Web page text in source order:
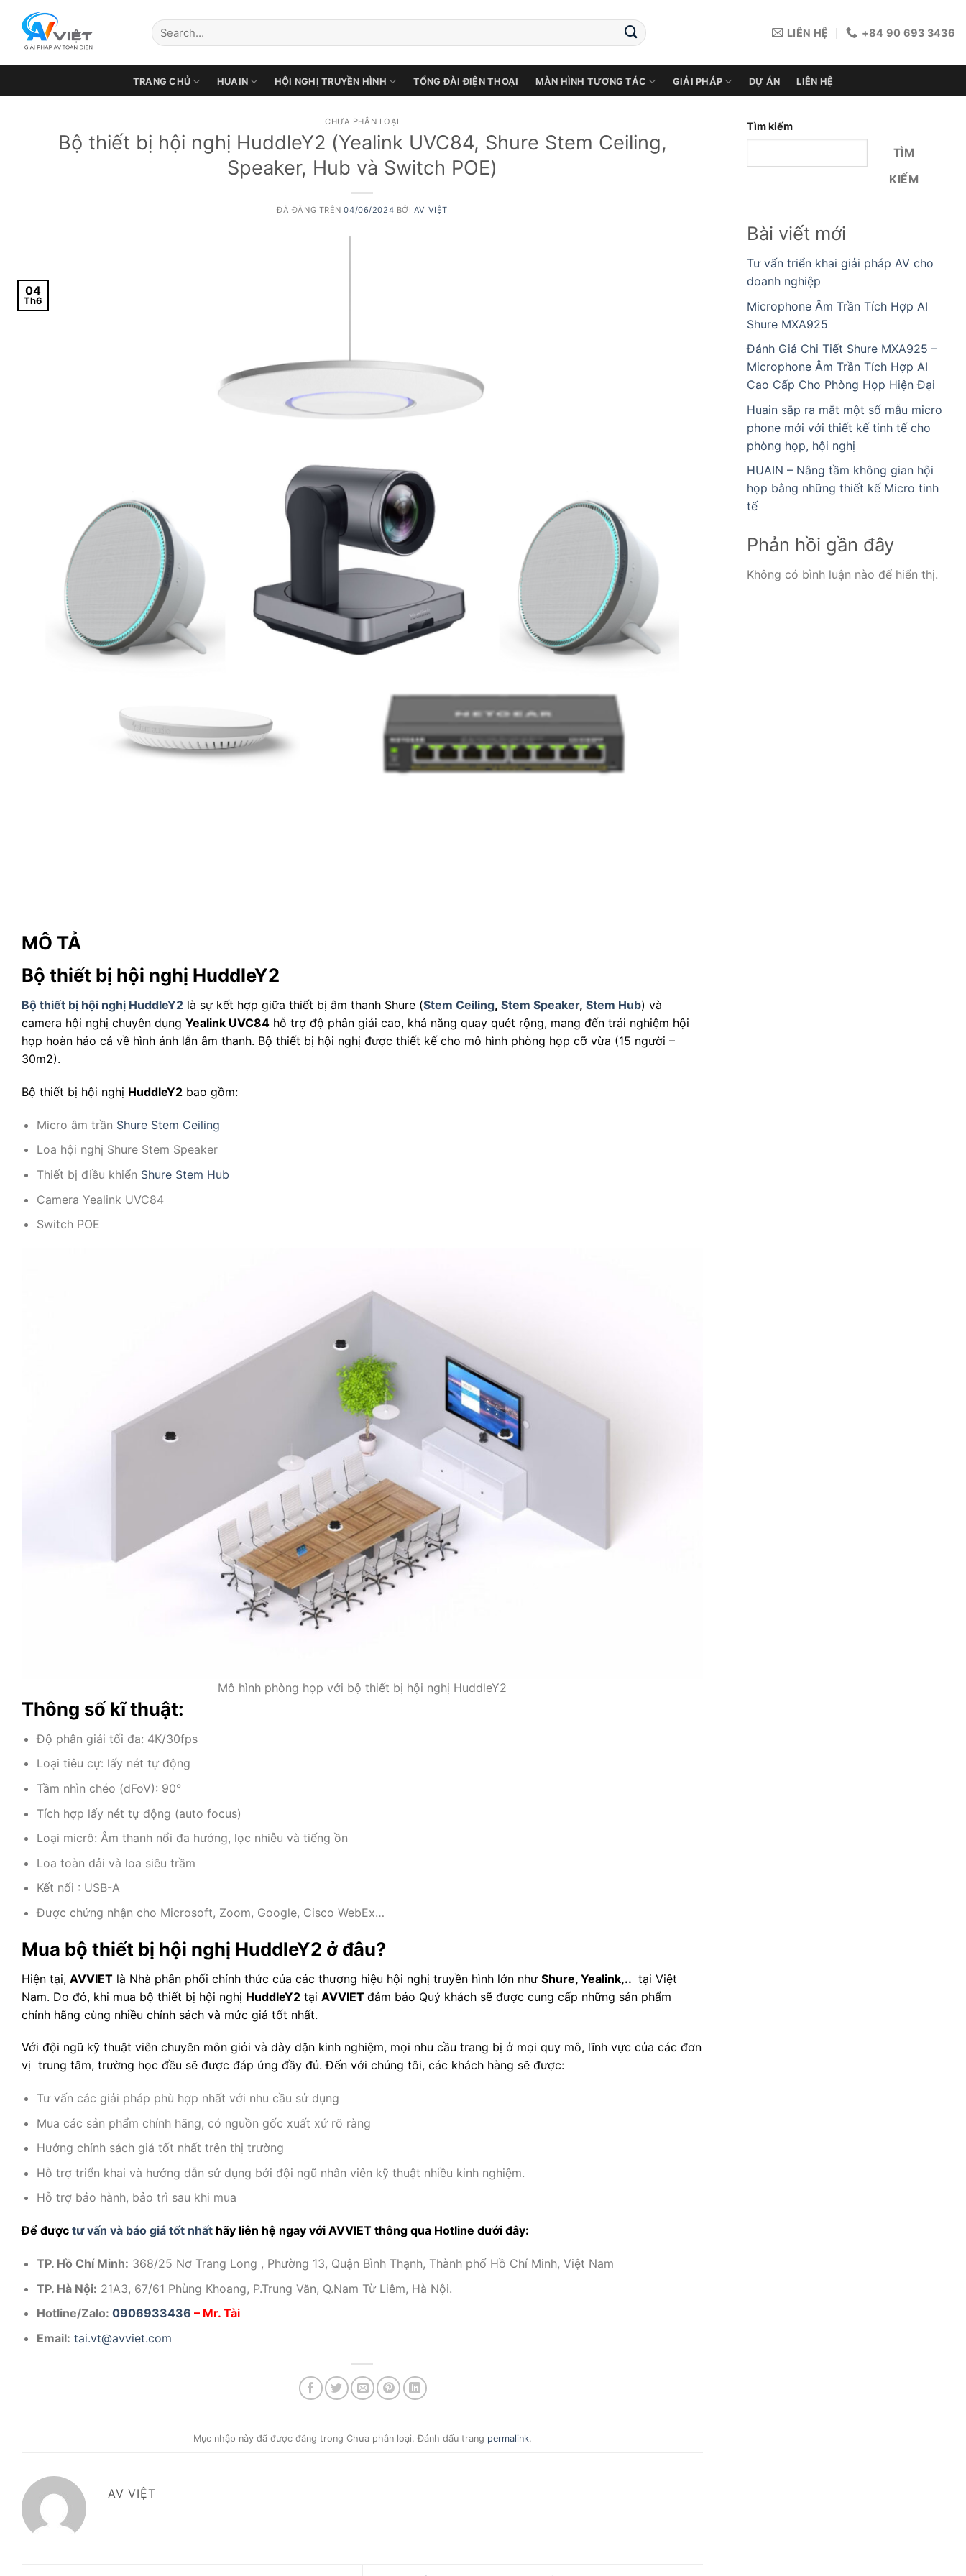
Chuyển
dung
LIÊN HỆ +84 90 693 3436
TRANG CHỦ HUAIN HỘI NGHỊ TRUYỀN HÌNH TỔNG ĐÀI ĐIỆN THOẠI MÀN HÌNH TƯƠNG TÁC GIẢI PHÁP DỰ ÁN LIÊN HỆ
CHƯA PHÂN LOẠI
Bộ thiết bị hội nghị HuddleY2 (Yealink UVC84, Shure Stem Ceiling,
Speaker, Hub và Switch POE)
ĐÃ ĐĂNG TRÊN04/06/2024 BỞI AV VIỆT
04
Th6
MÔ TẢ
Bộ thiết bị hội nghị HuddleY2
Bộ thiết bị hội nghị HuddleY2 là sự kết hợp giữa thiết bị âm thanh Shure (Stem Ceiling, Stem Speaker, Stem Hub) và
camera hội nghị chuyên dụng Yealink UVC84 hỗ trợ độ phân giải cao, khả năng quay quét rộng, mang đến trải nghiệm hội
họp hoàn hảo cả về hình ảnh lẫn âm thanh. Bộ thiết bị hội nghị được thiết kế cho mô hình phòng họp cỡ vừa (15 người –
30m2).
Bộ thiết bị hội nghị HuddleY2 bao gồm:
Micro âm trần Shure Stem Ceiling
Loa hội nghị Shure Stem Speaker
Thiết bị điều khiển Shure Stem Hub
Camera Yealink UVC84
Switch POE
Mô hình phòng họp với bộ thiết bị hội nghị HuddleY2
Thông số kĩ thuật:
Độ phân giải tối đa: 4K/30fps
Loại tiêu cự: lấy nét tự động
Tầm nhìn chéo (dFoV): 90°
Tích hợp lấy nét tự động (auto focus)
Loại micrô: Âm thanh nổi đa hướng, lọc nhiễu và tiếng ồn
Loa toàn dải và loa siêu trầm
Kết nối : USB-A
Được chứng nhận cho Microsoft, Zoom, Google, Cisco WebEx…
Mua bộ thiết bị hội nghị HuddleY2 ở đâu?
Hiện tại, AVVIET là Nhà phân phối chính thức của các thương hiệu hội nghị truyền hình lớn như Shure, Yealink,.. tại Việt
Nam. Do đó, khi mua bộ thiết bị hội nghị HuddleY2 tại AVVIET đảm bảo Quý khách sẽ được cung cấp những sản phẩm
chính hãng cùng nhiều chính sách và mức giá tốt nhất.
Với đội ngũ kỹ thuật viên chuyên môn giỏi và dày dặn kinh nghiệm, mọi nhu cầu trang bị ở mọi quy mô, lĩnh vực của các đơn
vị trung tâm, trường học đều sẽ được đáp ứng đầy đủ. Đến với chúng tôi, các khách hàng sẽ được:
Tư vấn các giải pháp phù hợp nhất với nhu cầu sử dụng
Mua các sản phẩm chính hãng, có nguồn gốc xuất xứ rõ ràng
Hưởng chính sách giá tốt nhất trên thị trường
Hỗ trợ triển khai và hướng dẫn sử dụng bởi đội ngũ nhân viên kỹ thuật nhiều kinh nghiệm.
Hỗ trợ bảo hành, bảo trì sau khi mua
Để được tư vấn và báo giá tốt nhất hãy liên hệ ngay với AVVIET thông qua Hotline dưới đây:
TP. Hồ Chí Minh: 368/25 Nơ Trang Long , Phường 13, Quận Bình Thạnh, Thành phố Hồ Chí Minh, Việt Nam
TP. Hà Nội: 21A3, 67/61 Phùng Khoang, P.Trung Văn, Q.Nam Từ Liêm, Hà Nội.
Hotline/Zalo: 0906933436 – Mr. Tài
Email: tai.vt@avviet.com
Mục nhập này đã được đăng trong Chưa phân loại. Đánh dấu trang permalink.
AV VIỆT
Tìm kiếm
TÌM
KIẾM
Bài viết mới
Tư vấn triển khai giải pháp AV cho
doanh nghiệp
Microphone Âm Trần Tích Hợp AI
Shure MXA925
Đánh Giá Chi Tiết Shure MXA925 –
Microphone Âm Trần Tích Hợp AI
Cao Cấp Cho Phòng Họp Hiện Đại
Huain sắp ra mắt một số mẫu micro
phone mới với thiết kế tinh tế cho
phòng họp, hội nghị
HUAIN – Nâng tầm không gian hội
họp bằng những thiết kế Micro tinh
tế
Phản hồi gần đây
Không có bình luận nào để hiển thị.